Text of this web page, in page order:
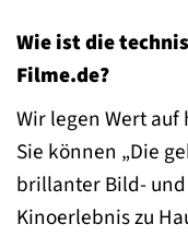
Wie ist die
Filme.de?
Wir legen Wert
Sie können „Die
brillanter Bild-
Kinoerlebnis zu